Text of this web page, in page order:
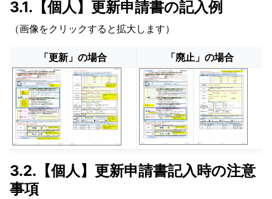
3.1.【個人】更新申請書の記入例
（画像をクリックすると拡大します）
「更新」の場合 「廃止」の場合
3.2.【個人】更新申請書記入時の注意
事項